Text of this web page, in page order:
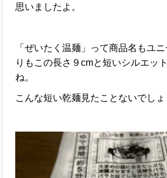
思いましたよ。
「ぜいたく温麺」って商品名もユ
りもこの長さ９cmと短いシルエッ
ね。
こんな短い乾麺見たことないでしょ